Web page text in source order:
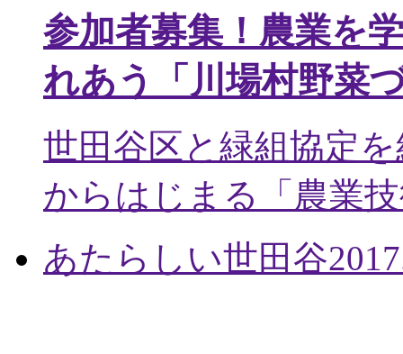
参加者募集！農業を
れあう「川場村野菜
世田谷区と緑組協定
からはじまる「農業
あたらしい世田谷